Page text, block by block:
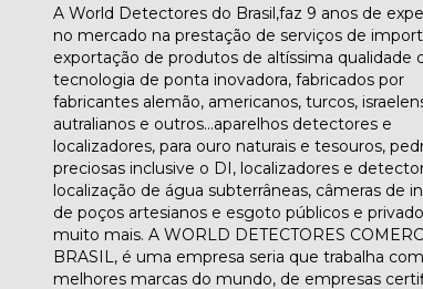
A World Detectores do Brasil,faz 9 anos de
no mercado na prestação de serviços de
exportação de produtos de altíssima qualidade
tecnologia de ponta inovadora, fabricados por
fabricantes alemão, americanos, turcos,
autralianos e outros...aparelhos detectores e
localizadores, para ouro naturais e tesouros,
preciosas inclusive o DI, localizadores e
localização de água subterrâneas, câmeras de
de poços artesianos e esgoto públicos e
muito mais. A WORLD DETECTORES
BRASIL, é uma empresa seria que trabalha
melhores marcas do mundo, de empresas